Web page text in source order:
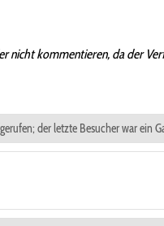
nicht kommentieren, da der
der letzte Besucher war ein